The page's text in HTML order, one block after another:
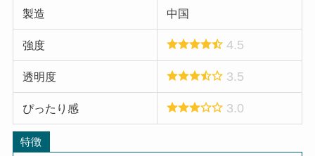
製造 中国
強度 4.5
透明度 3.5
ぴったり感 3.0
特徴